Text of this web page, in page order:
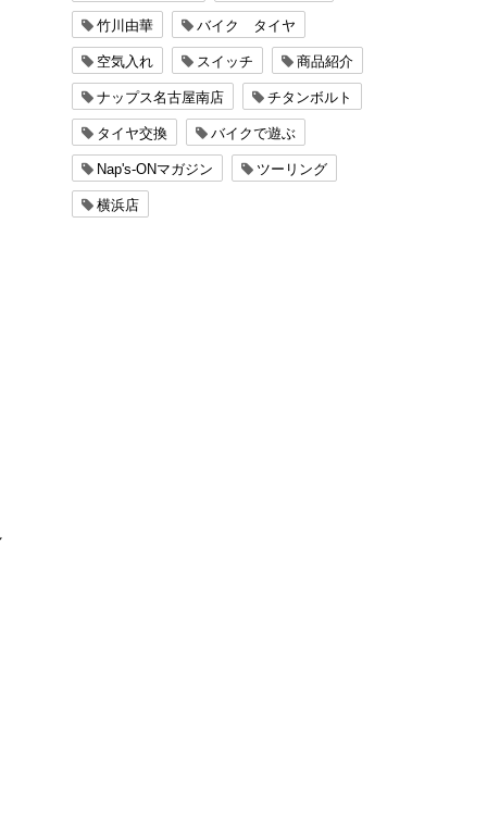
竹川由華 バイク タイヤ
空気入れ スイッチ 商品紹介
ナップス名古屋南店 チタンボルト
タイヤ交換 バイクで遊ぶ
Nap's-ONマガジン ツーリング
横浜店